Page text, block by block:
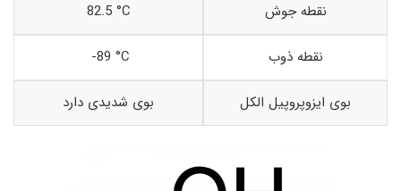
نقطه جوش 82.5 °C
نقطه ذوب -89 °C
بوی ایزوپروپیل الکل بوی شدیدی دارد